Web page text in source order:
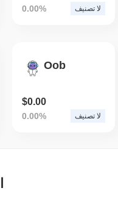
0.00% لا تصنيف
Oob
$0.00
0.00% لا تصنيف